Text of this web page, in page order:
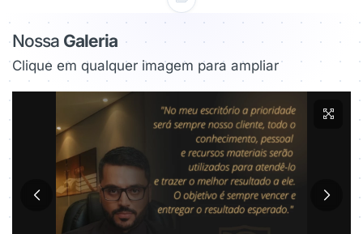
Nossa Galeria
Clique em qualquer imagem para ampliar